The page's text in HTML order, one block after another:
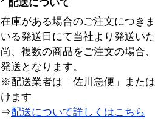
配送について
在庫がある場合のご注文につき
いる発送日にて当社より発送い
尚、複数の商品をご注文の場合
発送となります。
※配送業者は「佐川急便」また
けます
⇒配送について詳しくはこちら